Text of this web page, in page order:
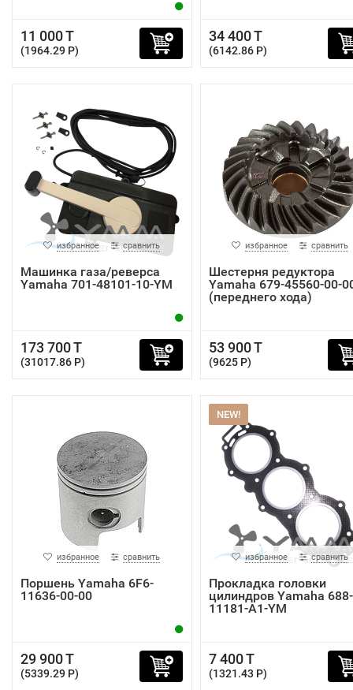
11 000 T
(1964.29 P)
34 400 T
(6142.86 P)
избранное сравнить
Машинка газа/реверса
Yamaha 701-48101-10-YM
173 700 T
(31017.86 P)
избранное сравнить
Шестерня редуктора
Yamaha 679-45560-00-
(переднего хода)
53 900 T
(9625 P)
избранное сравнить
Поршень Yamaha 6F6-
11636-00-00
29 900 T
(5339.29 P)
NEW!
избранное сравнить
Прокладка головки
цилиндров Yamaha 688-
11181-A1-YM
7 400 T
(1321.43 P)